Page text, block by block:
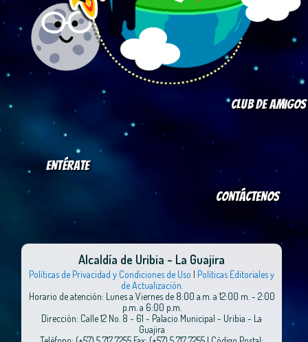
Alcaldía de Uribia - La Guajira
Políticas de Privacidad y Condiciones de Uso | Políticas Editoriales y
de Actualización.
Horario de atención: Lunes a Viernes de 8:00 a.m. a 12:00 m. - 2:00
p.m. a 6:00 p.m.
Dirección: Calle 12 No. 8 - 61 - Palacio Municipal - Uribia - La
Guajira
Entérate
Club de amigos
Contáctenos